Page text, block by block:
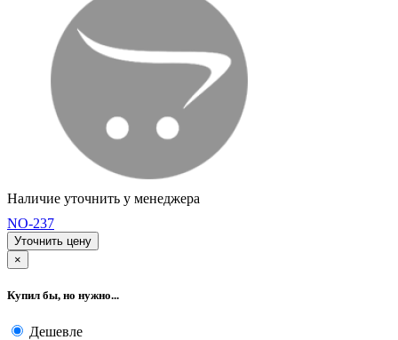
Наличие уточнить у менеджера
NO-237
Уточнить цену
×
Купил бы, но нужно...
Дешевле